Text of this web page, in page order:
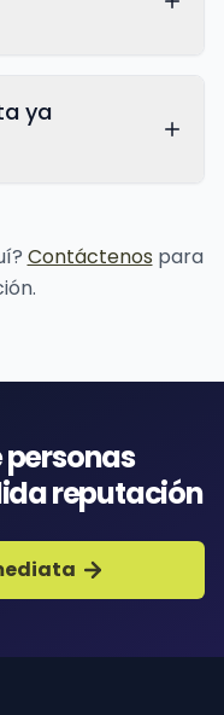
ya
Contáctenos para
personas
reputación